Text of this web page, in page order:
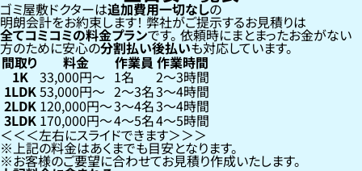
ゴミ屋敷ドクターは追加費用一切なしの
明朗会計をお約束します！弊社がご提示するお見積りは
全てコミコミの料金プランです。依頼時にまとまったお金がない
方のために安心の分割払い後払いも対応しています。
間取り 料金 作業員 作業時間
1K 33,000円〜 1名 2〜3時間
1LDK53,000円〜 2〜3名3〜4時間
2LDK 120,000円〜3〜4名3〜4時間
3LDK 170,000円〜4〜5名4〜5時間
左右にスライドできます
上記の料金はあくまでも目安となります。
お客様のご要望に合わせてお見積り作成いたします。